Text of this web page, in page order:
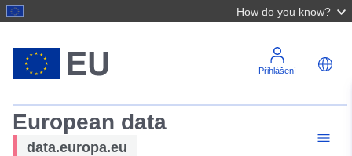
How do you know?
Přihlášení
European data
data.europa.eu